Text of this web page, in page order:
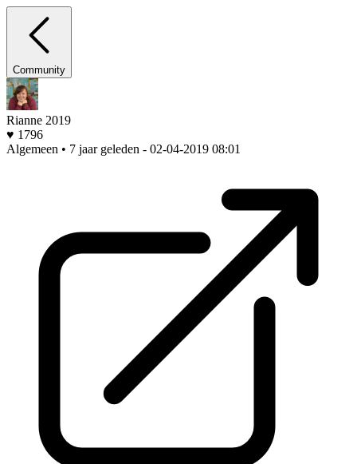
Community
Rianne 2019
♥ 1796
Algemeen • 7 jaar geleden - 02-04-2019 08:01